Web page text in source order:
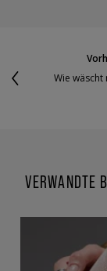
Wie wäscht
VERWANDTE